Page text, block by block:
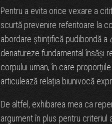
Pentru a evita orice vexare a
scurtă prevenire referitoare la
abordare științifică pudibondă a
denatureze fundamental însăși
corpului uman, în care
articulează relația biunivocă
De altfel, exhibarea mea ca
argument în plus pentru